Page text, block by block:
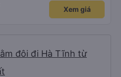
Xem giá
đôi đi Hà Tĩnh từ